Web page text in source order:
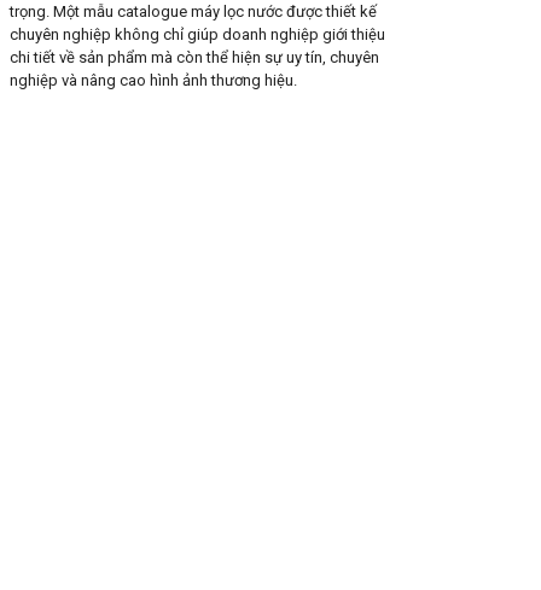
trọng. Một mẫu catalogue máy lọc nước được thiết kế
chuyên nghiệp không chỉ giúp doanh nghiệp giới thiệu
chi tiết về sản phẩm mà còn thể hiện sự uy tín, chuyên
nghiệp và nâng cao hình ảnh thương hiệu.